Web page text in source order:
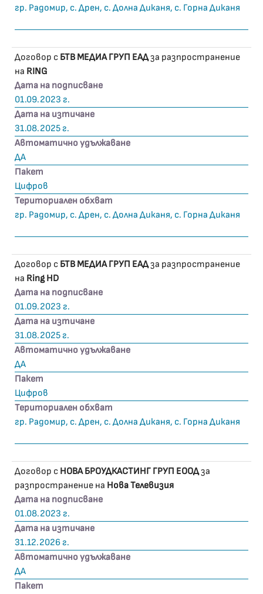
гр. Радомир, с. Дрен, с. Долна Диканя, с. Горна Диканя
Договор с БТВ МЕДИА ГРУП ЕАДза разпространение
на RING
Дата на подписване
01.09.2023 г.
Дата на изтичане
31.08.2025 г.
Автоматично удължаване
ДА
Пакет
Цифров
Териториален обхват
гр. Радомир, с. Дрен, с. Долна Диканя, с. Горна Диканя
Договор с БТВ МЕДИА ГРУП ЕАДза разпространение
на Ring HD
Дата на подписване
01.09.2023 г.
Дата на изтичане
31.08.2025 г.
Автоматично удължаване
ДА
Пакет
Цифров
Териториален обхват
гр. Радомир, с. Дрен, с. Долна Диканя, с. Горна Диканя
Договор с НОВА БРОУДКАСТИНГ ГРУП ЕООДза
разпространение на Нова Телевизия
Дата на подписване
01.08.2023 г.
Дата на изтичане
31.12.2026 г.
Автоматично удължаване
ДА
Пакет